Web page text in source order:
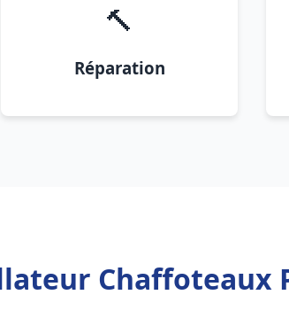
🔨
Réparation
Chaffoteaux